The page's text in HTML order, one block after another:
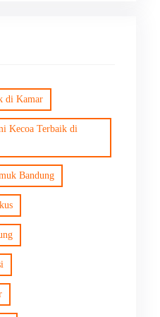
di Kamar
Kecoa Terbaik di
Bandung